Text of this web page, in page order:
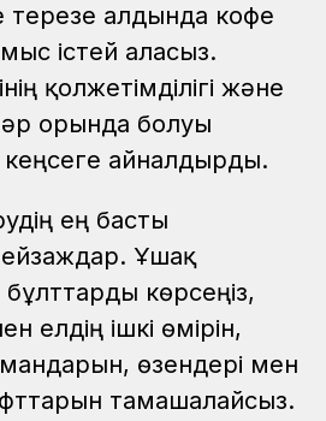
терезе алдында кофе
істей аласыз.
қолжетімділігі және
орында болуы
айналдырды.
ең басты
Ұшақ
бұлттарды көрсеңіз,
елдің ішкі өмірін,
өзендері мен
тамашалайсыз.